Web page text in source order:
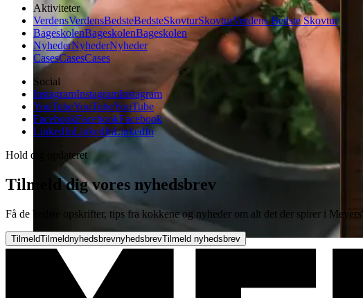
Aktiviteter
VerdensVerdensBedsteBedsteSkovturSkovturVerdens Bedste Skovtur
BageskolenBageskolenBageskolen
NyhederNyhederNyheder
CasesCasesCases
Social
InstagramInstagramInstagram
YouTubeYouTubeYouTube
FacebookFacebookFacebook
LinkedInLinkedInLinkedIn
Hold dig opdateret
Tilmeld dig vores nyhedsbrev
Få de bedste opskrifter, tips fra kokkene og nyheder om alt det der spirer i
TilmeldTilmeldnyhedsbrevnyhedsbrevTilmeld nyhedsbrev